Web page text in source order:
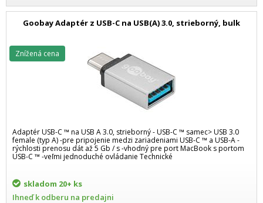
Goobay Adaptér z USB-C na USB(A) 3.0, strieborný, bulk
Adaptér USB-C ™ na USB A 3.0, strieborný - USB-C ™ samec> USB 3.0
female (typ A) -pre pripojenie medzi zariadeniami USB-C ™ a USB-A -
rýchlosti prenosu dát až 5 Gb / s -vhodný pre port MacBook s portom
USB-C ™ -veľmi jednoduché ovládanie Technické
skladom 20+ ks
Ihneď k odberu na predajni
Znížená cena